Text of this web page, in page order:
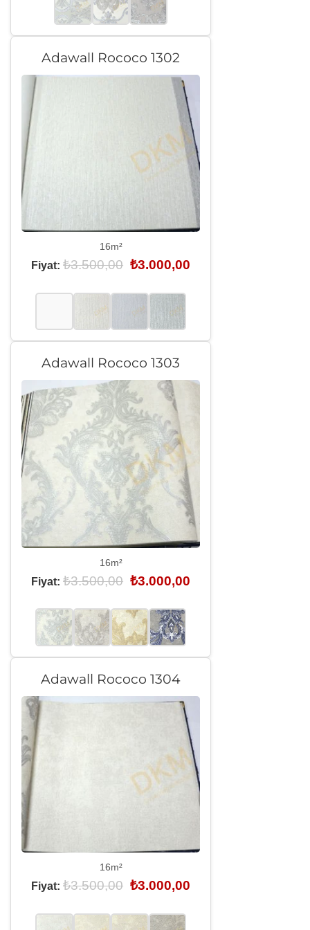
Adawall Rococo 1302
16m²
Fiyat:₺3.500,00 Orijinal
₺3.000,00Şu
Adawall Rococo 1303
16m²
Fiyat:₺3.500,00 Orijinal
₺3.000,00Şu
Adawall Rococo 1304
16m²
Fiyat:₺3.500,00 Orijinal
₺3.000,00Şu